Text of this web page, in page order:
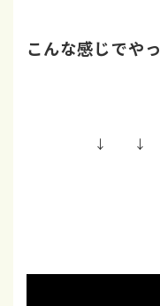
こんな感じでや
↓ ↓